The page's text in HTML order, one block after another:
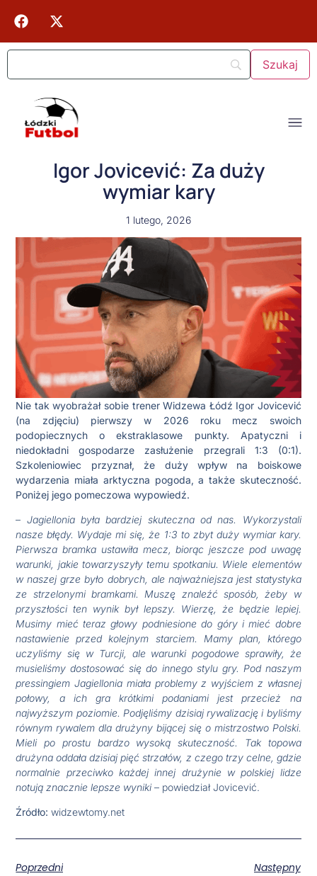
Igor Jovicević: Za duży
wymiar kary
1 lutego, 2026
Nie tak wyobrażał sobie trener Widzewa Łódź Igor Jovicević
(na zdjęciu) pierwszy w 2026 roku mecz swoich
podopiecznych o ekstraklasowe punkty. Apatyczni i
niedokładni gospodarze zasłużenie przegrali 1:3 (0:1).
Szkoleniowiec przyznał, że duży wpływ na boiskowe
wydarzenia miała arktyczna pogoda, a także skuteczność.
Poniżej jego pomeczowa wypowiedź.
– Jagiellonia była bardziej skuteczna od nas. Wykorzystali
nasze błędy. Wydaje mi się, że 1:3 to zbyt duży wymiar kary.
Pierwsza bramka ustawiła mecz, biorąc jeszcze pod uwagę
warunki, jakie towarzyszyły temu spotkaniu. Wiele elementów
w naszej grze było dobrych, ale najważniejsza jest statystyka
ze strzelonymi bramkami. Muszę znaleźć sposób, żeby w
przyszłości ten wynik był lepszy. Wierzę, że będzie lepiej.
Musimy mieć teraz głowy podniesione do góry i mieć dobre
nastawienie przed kolejnym starciem. Mamy plan, którego
uczyliśmy się w Turcji, ale warunki pogodowe sprawiły, że
musieliśmy dostosować się do innego stylu gry. Pod naszym
pressingiem Jagiellonia miała problemy z wyjściem z własnej
połowy, a ich gra krótkimi podaniami jest przecież na
najwyższym poziomie. Podjęliśmy dzisiaj rywalizację i byliśmy
równym rywalem dla drużyny bijącej się o mistrzostwo Polski.
Mieli po prostu bardzo wysoką skuteczność. Tak topowa
drużyna oddała dzisiaj pięć strzałów, z czego trzy celne, gdzie
normalnie przeciwko każdej innej drużynie w polskiej lidze
notują znacznie lepsze wyniki– powiedział Jovicević.
Źródło: widzewtomy.net
Poprzedni Następny